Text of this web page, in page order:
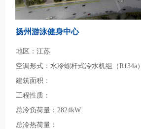
扬州游泳健身中心
地区：江苏
空调形式：水冷螺杆式冷水机组（R134a）
建筑面积：
工程性质：
总冷负荷量：2824kW
总冷热荷量：